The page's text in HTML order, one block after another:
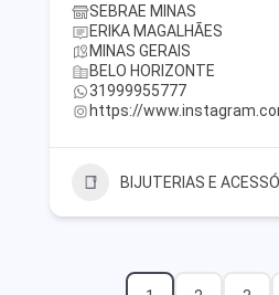
SEBRAE MINAS
ERIKA MAGALHÃES
MINAS GERAIS
BELO HORIZONTE
31999955777
https://
BIJUTERIAS E